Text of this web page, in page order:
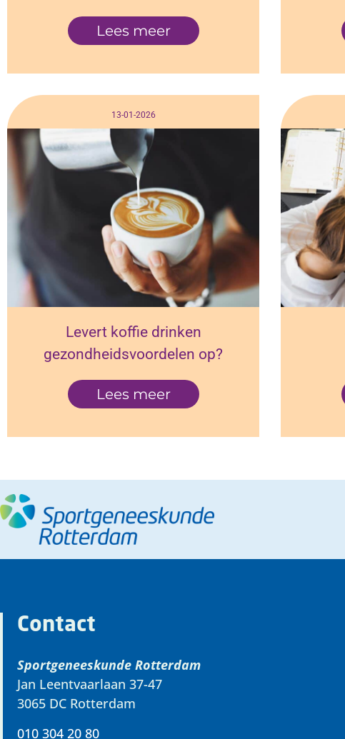
Lees meer
13-01-2026
Levert koffie drinken
gezondheidsvoordelen op?
Lees meer
Contact
Sportgeneeskunde Rotterdam
Jan Leentvaarlaan 37-47
3065 DC Rotterdam
010 304 20 80